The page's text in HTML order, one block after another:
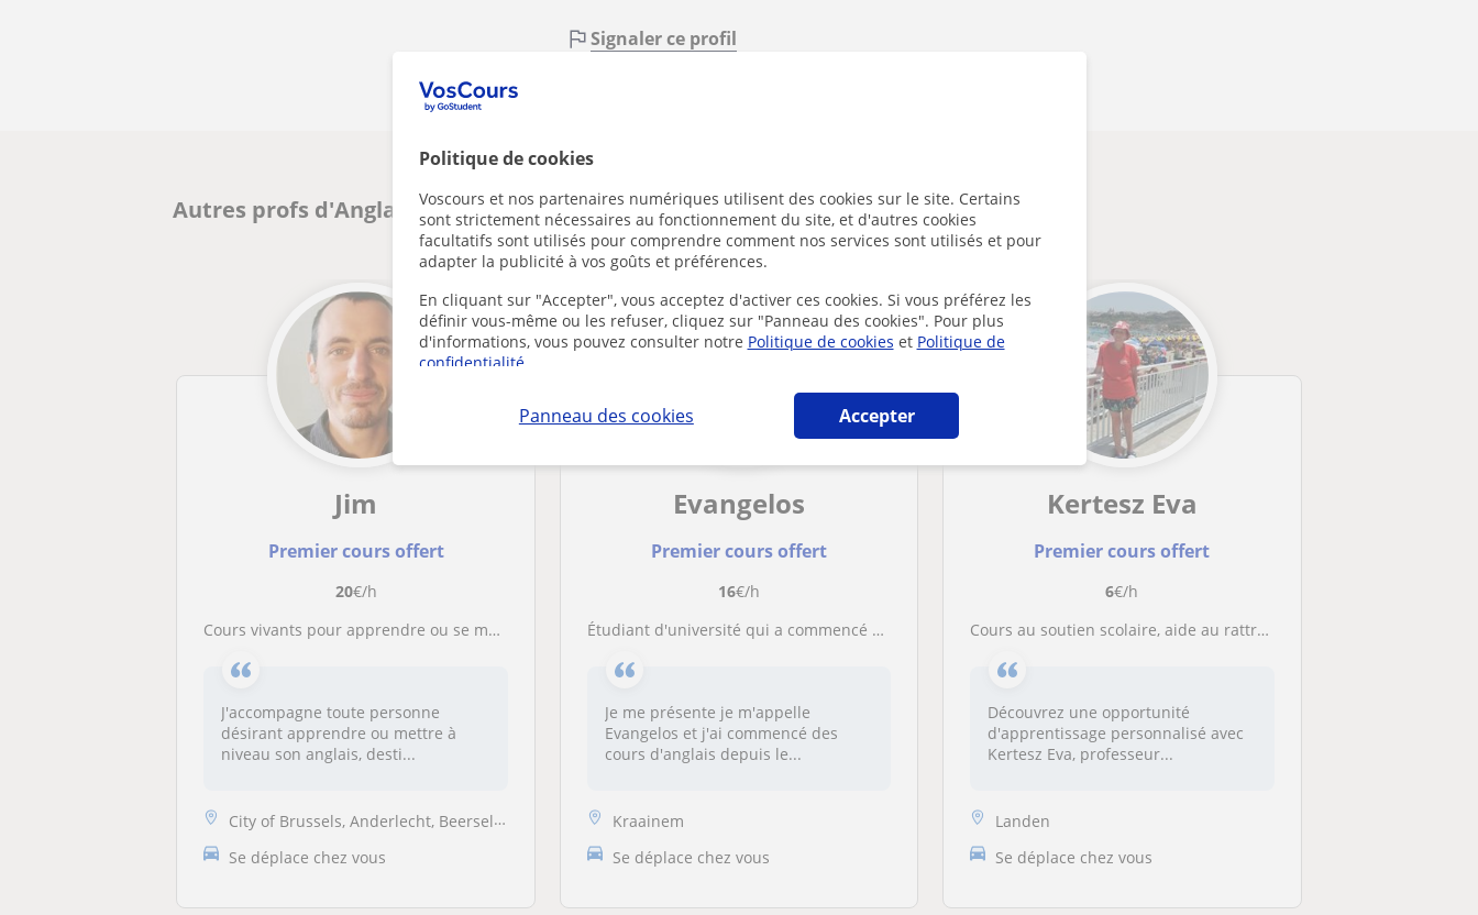
Politique de cookies
Voscours et nos partenaires numériques utilisent des cookies sur le site. Certains
sont strictement nécessaires au fonctionnement du site, et d'autres cookies
facultatifs sont utilisés pour comprendre comment nos services sont utilisés et pour
adapter la publicité à vos goûts et préférences.
En cliquant sur "Accepter", vous acceptez d'activer ces cookies. Si vous préférez les
définir vous-même ou les refuser, cliquez sur "Panneau des cookies". Pour plus
d'informations, vous pouvez consulter notre Politique de cookies et Politique de
confidentialité.
Panneau des cookies Accepter
Signaler ce profil
Autres profs d'Anglais à Asse susceptibles de vous intéresser
Jim
Premier cours offert
20€/h
Cours vivants pour apprendre ou se mettre à niveau en anglais
J'accompagne toute personne
désirant apprendre ou mettre à
niveau son anglais, desti...
City of Brussels, Anderlecht, Beersel, Drogenbos, Ixelles, Linkebeek, ...
Se déplace chez vous
Evangelos
Premier cours offert
16€/h
Étudiant d'université qui a commencé a suivre des cours d'anglais depuis la première primaire
Je me présente je m'appelle
Evangelos et j'ai commencé des
cours d'anglais depuis le...
Kraainem
Se déplace chez vous
Kertesz Eva
Premier cours offert
6€/h
Cours au soutien scolaire, aide au rattrapage, cours privés, traduction, interprétation. Je suis professeur retraité avec 26 ans en Angleterre. Je donne des cours privés à tous niveaux. Je me déplace à la maison ou chez moi. J'aide avec le français (rattr
Découvrez une opportunité
d'apprentissage personnalisé avec
Kertesz Eva, professeur...
Landen
Se déplace chez vous